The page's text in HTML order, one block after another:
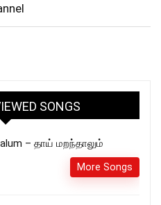
SONGS
– தாய் மறந்தாலும்
More Songs